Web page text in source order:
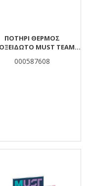
ΠΟΤΉΡΙ ΘΕΡΜΌΣ
MUST TEAM
000587608